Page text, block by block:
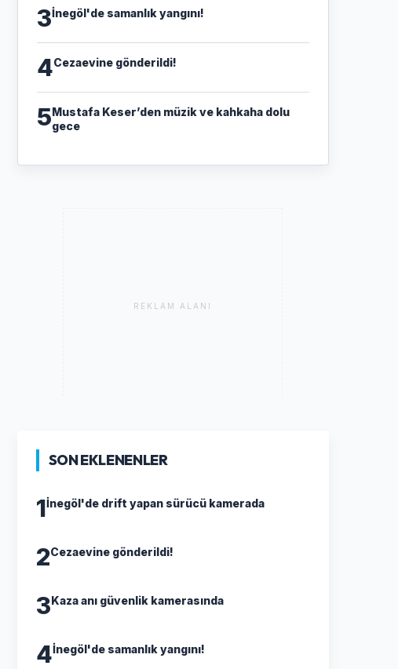
3İnegöl'de samanlık yangını!
4Cezaevine gönderildi!
5Mustafa Keser’den müzik ve kahkaha dolu
gece
REKLAM ALANI
SON EKLENENLER
1İnegöl'de drift yapan sürücü kamerada
2Cezaevine gönderildi!
3Kaza anı güvenlik kamerasında
4İnegöl'de samanlık yangını!